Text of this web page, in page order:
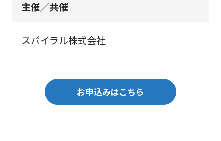
主催／共催
スパイラル株式会社
お申込みはこちら